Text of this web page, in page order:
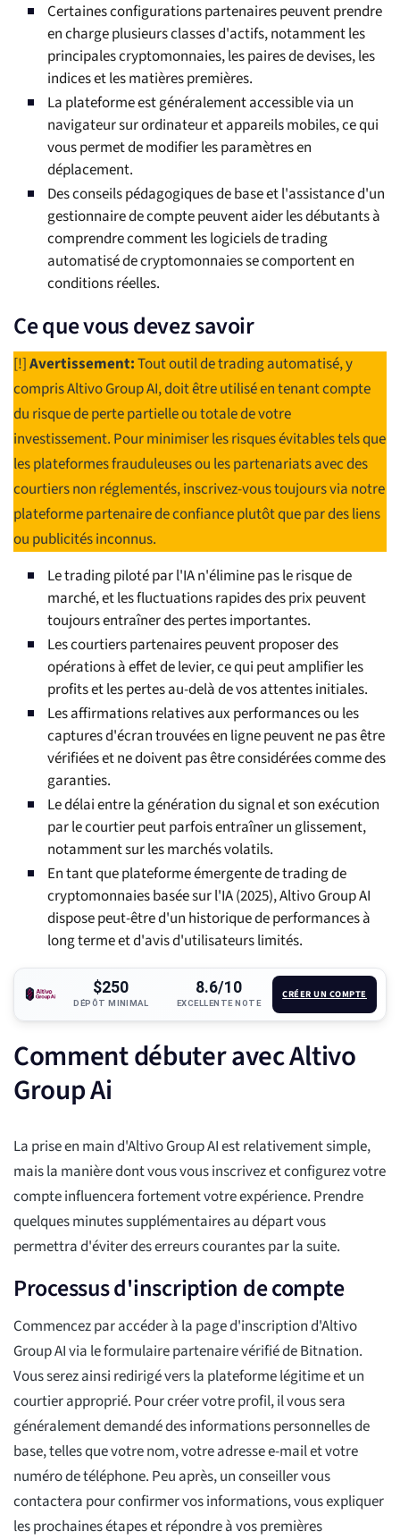
Certaines configurations partenaires peuvent prendre
en charge plusieurs classes d'actifs, notamment les
principales cryptomonnaies, les paires de devises, les
indices et les matières premières.
La plateforme est généralement accessible via un
navigateur sur ordinateur et appareils mobiles, ce qui
vous permet de modifier les paramètres en
déplacement.
Des conseils pédagogiques de base et l'assistance d'un
gestionnaire de compte peuvent aider les débutants à
comprendre comment les logiciels de trading
automatisé de cryptomonnaies se comportent en
conditions réelles.
Ce que vous devez savoir
[!]Avertissement:Tout outil de trading automatisé, y
compris Altivo Group AI, doit être utilisé en tenant compte
du risque de perte partielle ou totale de votre
investissement. Pour minimiser les risques évitables tels que
les plateformes frauduleuses ou les partenariats avec des
courtiers non réglementés, inscrivez-vous toujours via notre
plateforme partenaire de confiance plutôt que par des liens
ou publicités inconnus.
Le trading piloté par l'IA n'élimine pas le risque de
marché, et les fluctuations rapides des prix peuvent
toujours entraîner des pertes importantes.
Les courtiers partenaires peuvent proposer des
opérations à effet de levier, ce qui peut amplifier les
profits et les pertes au-delà de vos attentes initiales.
Les affirmations relatives aux performances ou les
captures d'écran trouvées en ligne peuvent ne pas être
vérifiées et ne doivent pas être considérées comme des
garanties.
Le délai entre la génération du signal et son exécution
par le courtier peut parfois entraîner un glissement,
notamment sur les marchés volatils.
En tant que plateforme émergente de trading de
cryptomonnaies basée sur l'IA (2025), Altivo Group AI
dispose peut-être d'un historique de performances à
long terme et d'avis d'utilisateurs limités.
$250
DÉPÔT MINIMAL
8.6/10
EXCELLENTE NOTE
CRÉER UN COMPTE
Comment débuter avec Altivo
Group Ai
La prise en main d'Altivo Group AI est relativement simple,
mais la manière dont vous vous inscrivez et configurez votre
compte influencera fortement votre expérience. Prendre
quelques minutes supplémentaires au départ vous
permettra d'éviter des erreurs courantes par la suite.
Processus d'inscription de compte
Commencez par accéder à la page d'inscription d'Altivo
Group AI via le formulaire partenaire vérifié de Bitnation.
Vous serez ainsi redirigé vers la plateforme légitime et un
courtier approprié. Pour créer votre profil, il vous sera
généralement demandé des informations personnelles de
base, telles que votre nom, votre adresse e-mail et votre
numéro de téléphone. Peu après, un conseiller vous
contactera pour confirmer vos informations, vous expliquer
les prochaines étapes et répondre à vos premières